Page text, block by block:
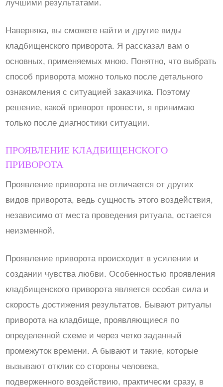
лучшими результатами.
Наверняка, вы сможете найти и другие виды
кладбищенского приворота. Я рассказал вам о
основных, применяемых мною. Понятно, что выбрать
способ приворота можно только после детального
ознакомления с ситуацией заказчика. Поэтому
решение, какой приворот провести, я принимаю
только после диагностики ситуации.
ПРОЯВЛЕНИЕ КЛАДБИЩЕНСКОГО
ПРИВОРОТА
Проявление приворота не отличается от других
видов приворота, ведь сущность этого воздействия,
независимо от места проведения ритуала, остается
неизменной.
Проявление приворота происходит в усилении и
создании чувства любви. Особенностью проявления
кладбищенского приворота является особая сила и
скорость достижения результатов. Бывают ритуалы
приворота на кладбище, проявляющиеся по
определенной схеме и через четко заданный
промежуток времени. А бывают и такие, которые
вызывают отклик со стороны человека,
подверженного воздействию, практически сразу, в